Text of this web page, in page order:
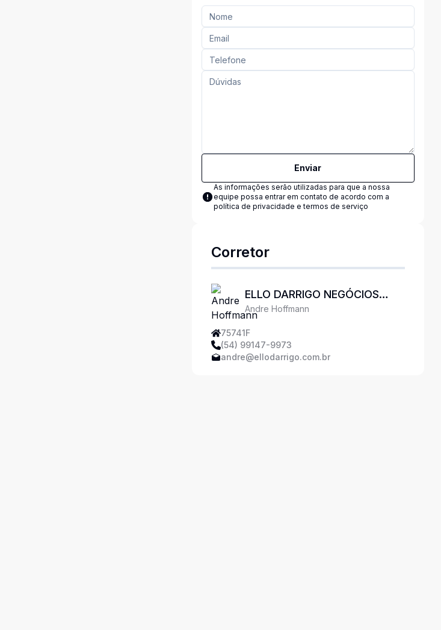
Enviar
As informações serão utilizadas para que a nossa
equipe possa entrar em contato de acordo com a
política de privacidade e termos de serviço
Corretor
ELLO DARRIGO NEGÓCIOS
IMOBILIÁRIOS
Andre Hoffmann
75741F
(54) 99147-9973
andre@ellodarrigo.com.br